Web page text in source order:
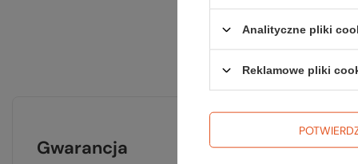
Gwarancja
Analityczne pliki
Reklamowe pliki